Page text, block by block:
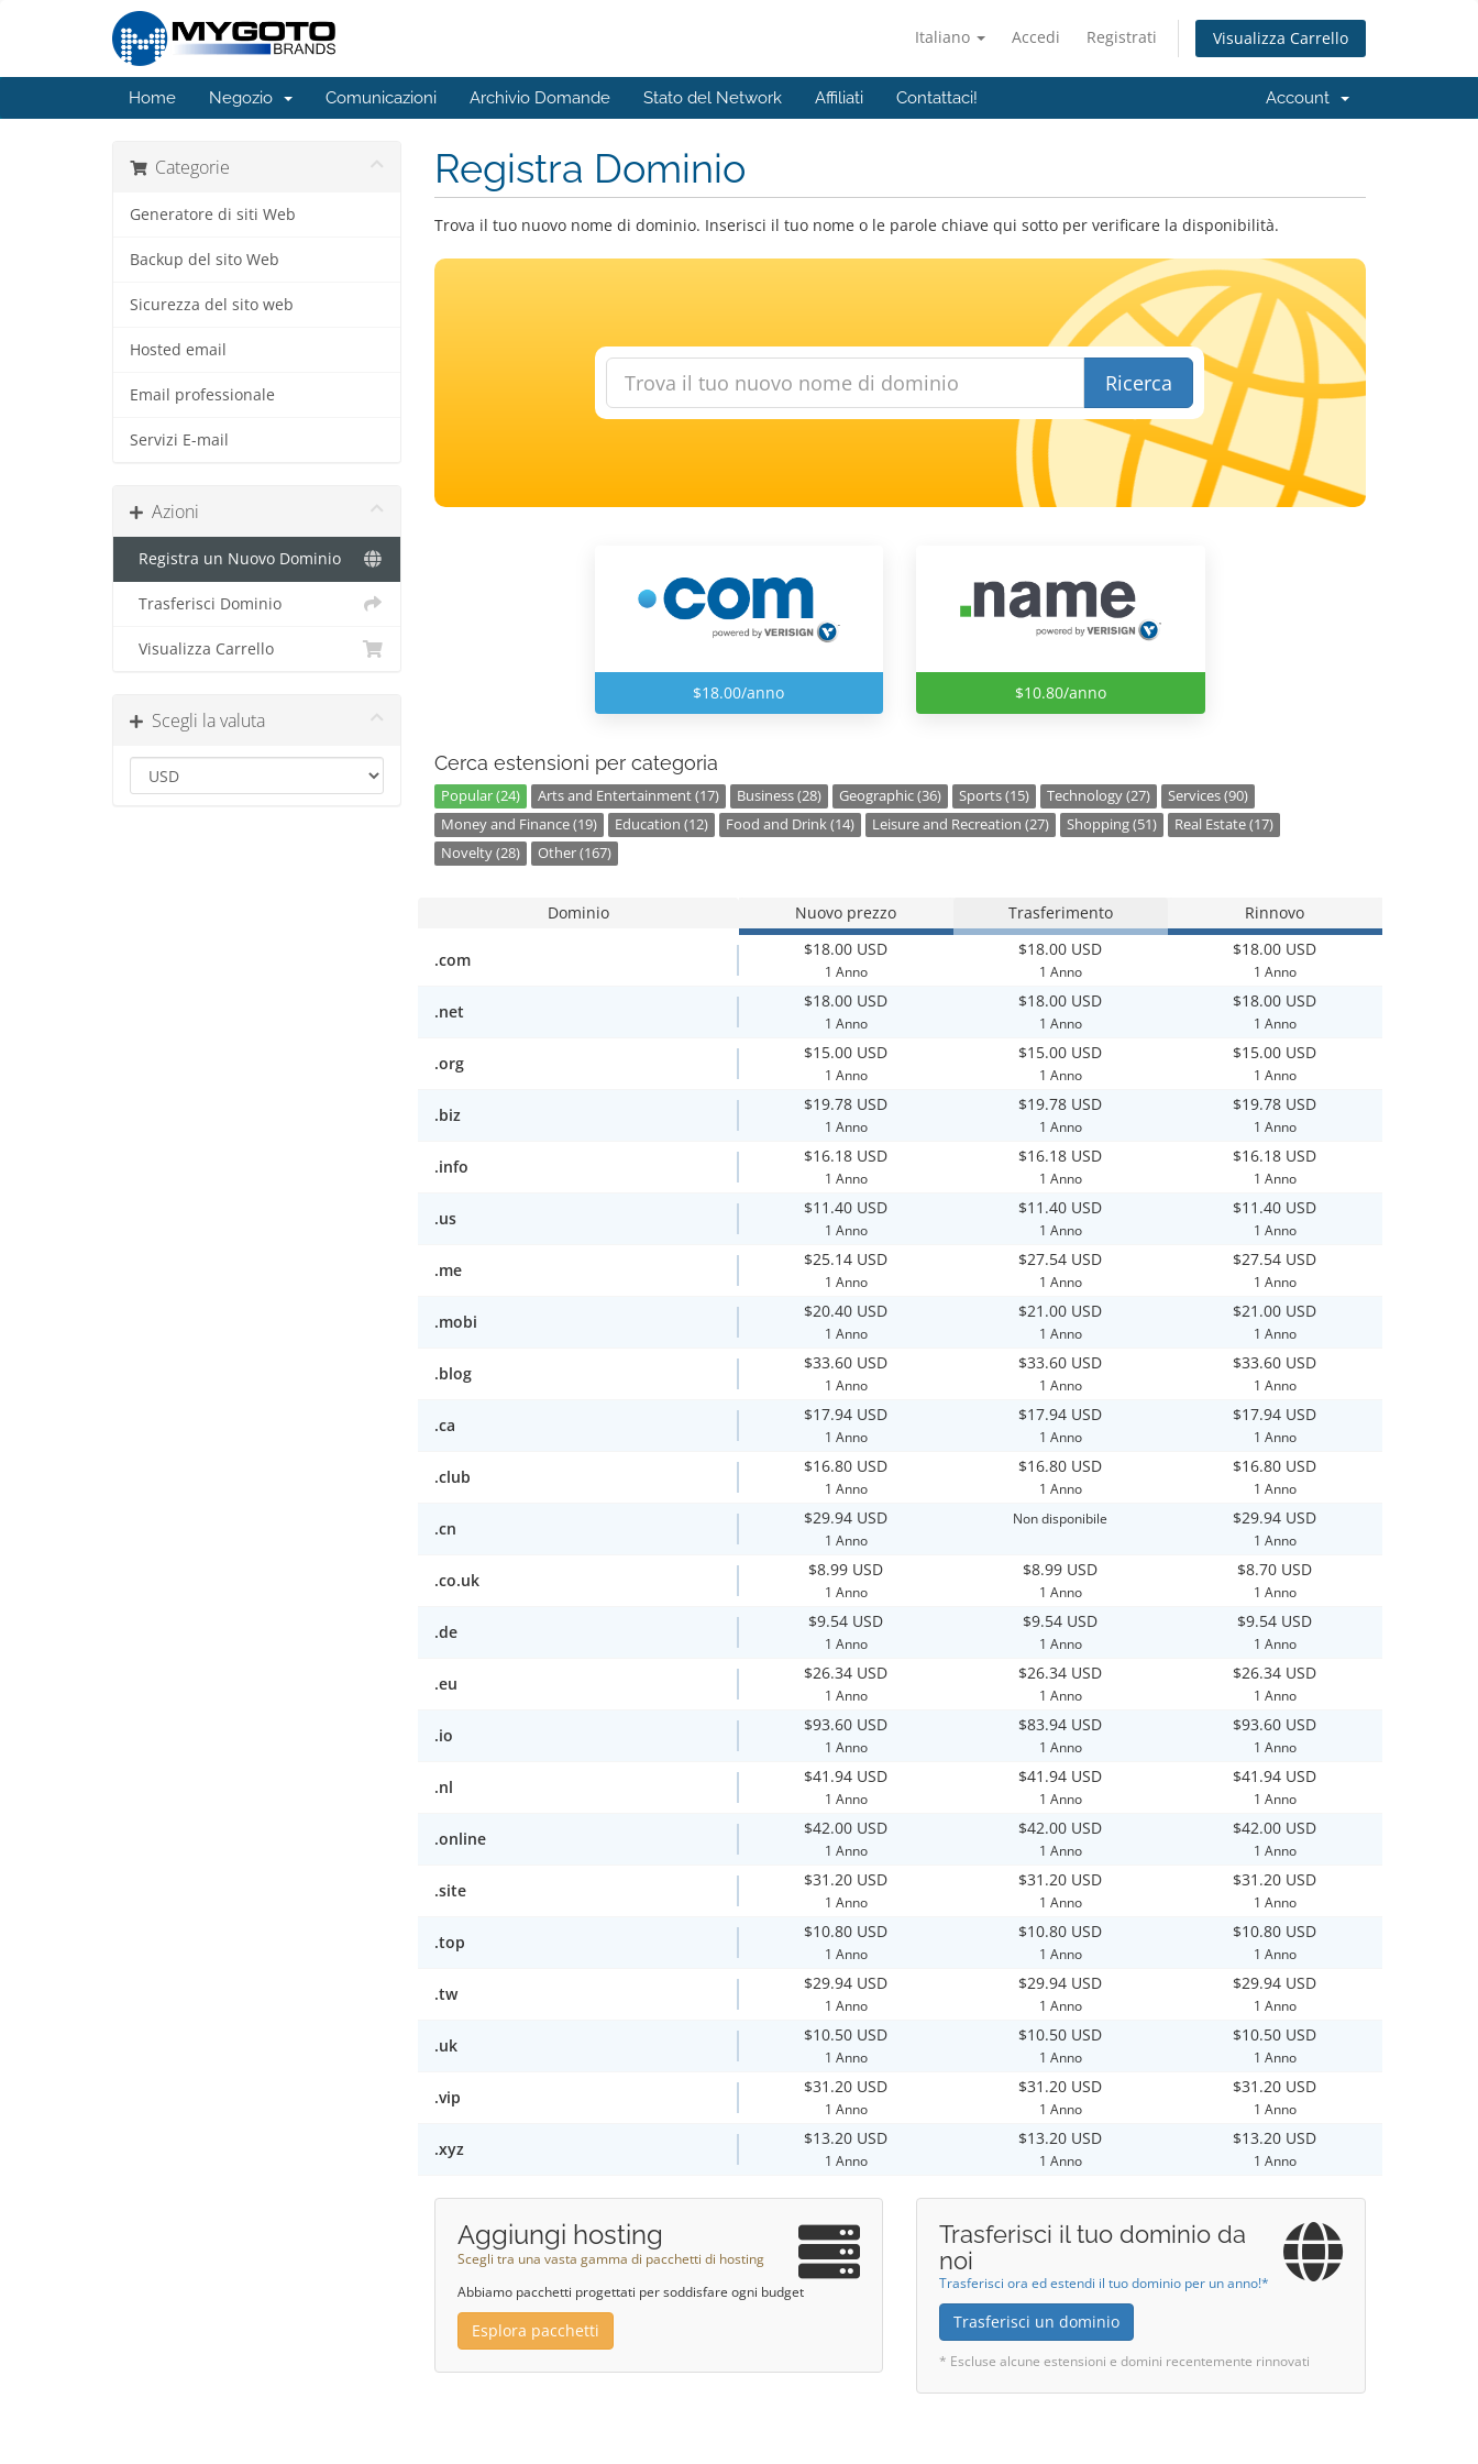
Italiano Accedi Registrati Visualizza Carrello
Home Negozio Comunicazioni Archivio Domande Stato del Network Affiliati Contattaci! Account
Categorie
Generatore di siti Web
Backup del sito Web
Sicurezza del sito web
Hosted email
Email professionale
Servizi E-mail
Azioni
Registra un Nuovo Dominio
Trasferisci Dominio
Visualizza Carrello
Scegli la valuta
Registra Dominio
Trova il tuo nuovo nome di dominio. Inserisci il tuo nome o le parole chiave qui sotto per verificare la disponibilità.
Ricerca
$18.00/anno $10.80/anno
Cerca estensioni per categoria
Popular (24) Arts and Entertainment (17) Business (28) Geographic (36) Sports (15) Technology (27)
Services (90)
Money and Finance (19)
Education (12) Food and Drink (14) Leisure and Recreation (27) Shopping (51)
Real Estate (17)
Novelty (28)
Other (167)
Dominio Nuovo prezzo Trasferimento Rinnovo
.com
$18.00 USD
1 Anno
$18.00 USD
1 Anno
$18.00 USD
1 Anno
.net
$18.00 USD
1 Anno
$18.00 USD
1 Anno
$18.00 USD
1 Anno
.org
$15.00 USD
1 Anno
$15.00 USD
1 Anno
$15.00 USD
1 Anno
.biz
$19.78 USD
1 Anno
$19.78 USD
1 Anno
$19.78 USD
1 Anno
.info
$16.18 USD
1 Anno
$16.18 USD
1 Anno
$16.18 USD
1 Anno
.us
$11.40 USD
1 Anno
$11.40 USD
1 Anno
$11.40 USD
1 Anno
.me
$25.14 USD
1 Anno
$27.54 USD
1 Anno
$27.54 USD
1 Anno
.mobi
$20.40 USD
1 Anno
$21.00 USD
1 Anno
$21.00 USD
1 Anno
.blog
$33.60 USD
1 Anno
$33.60 USD
1 Anno
$33.60 USD
1 Anno
.ca
$17.94 USD
1 Anno
$17.94 USD
1 Anno
$17.94 USD
1 Anno
.club
$16.80 USD
1 Anno
$16.80 USD
1 Anno
$16.80 USD
1 Anno
.cn
$29.94 USD
1 Anno
Non disponibile $29.94 USD
1 Anno
.co.uk
$8.99 USD
1 Anno
$8.99 USD
1 Anno
$8.70 USD
1 Anno
.de
$9.54 USD
1 Anno
$9.54 USD
1 Anno
$9.54 USD
1 Anno
.eu
$26.34 USD
1 Anno
$26.34 USD
1 Anno
$26.34 USD
1 Anno
.io
$93.60 USD
1 Anno
$83.94 USD
1 Anno
$93.60 USD
1 Anno
.nl
$41.94 USD
1 Anno
$41.94 USD
1 Anno
$41.94 USD
1 Anno
.online
$42.00 USD
1 Anno
$42.00 USD
1 Anno
$42.00 USD
1 Anno
.site
$31.20 USD
1 Anno
$31.20 USD
1 Anno
$31.20 USD
1 Anno
.top
$10.80 USD
1 Anno
$10.80 USD
1 Anno
$10.80 USD
1 Anno
.tw
$29.94 USD
1 Anno
$29.94 USD
1 Anno
$29.94 USD
1 Anno
.uk
$10.50 USD
1 Anno
$10.50 USD
1 Anno
$10.50 USD
1 Anno
.vip
$31.20 USD
1 Anno
$31.20 USD
1 Anno
$31.20 USD
1 Anno
.xyz
$13.20 USD
1 Anno
$13.20 USD
1 Anno
$13.20 USD
1 Anno
Aggiungi hosting
Scegli tra una vasta gamma di pacchetti di hosting
Abbiamo pacchetti progettati per soddisfare ogni budget
Esplora pacchetti
Trasferisci il tuo dominio da
noi
Trasferisci ora ed estendi il tuo dominio per un anno!*
Trasferisci un dominio
* Escluse alcune estensioni e domini recentemente rinnovati